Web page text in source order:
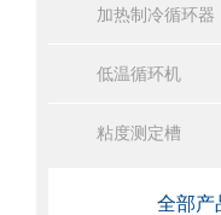
加热制冷循环器
低温循环机
粘度测定槽
全部产